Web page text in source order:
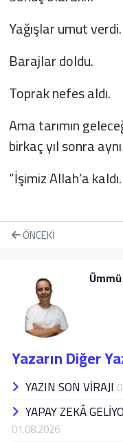
Yağışlar umut verdi.
Barajlar doldu.
Toprak nefes aldı.
Ama tarımın
birkaç yıl sonra
“İşimiz Allah’a
ÖNCEKI
Yazarın Diğer
YAZIN SON VİRAJI
YAPAY ZEKÂ
01.08.2026